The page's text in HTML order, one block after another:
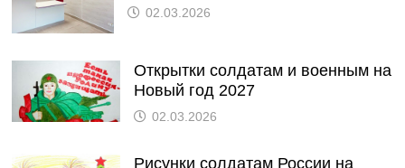
02.03.2026
Открытки солдатам и военным на
Новый год 2027
02.03.2026
Рисунки солдатам России на